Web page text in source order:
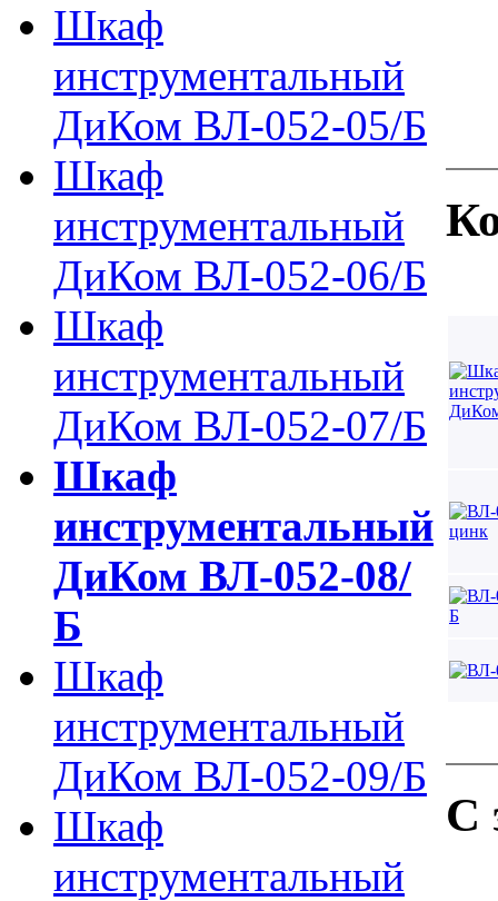
Шкаф
инструментальный
ДиКом ВЛ-052-05/Б
Шкаф
инструментальный
ДиКом ВЛ-052-06/Б
Шкаф
инструментальный
ДиКом ВЛ-052-07/Б
Шкаф
инструментальный
ДиКом ВЛ-052-08/
Б
Шкаф
инструментальный
ДиКом ВЛ-052-09/Б
Шкаф
инструментальный
С